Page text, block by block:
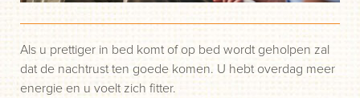
Als u prettiger in bed komt of op bed wordt geholpen zal
dat de nachtrust ten goede komen. U hebt overdag meer
energie en u voelt zich fitter.